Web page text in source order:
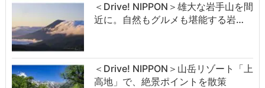
＜Drive! NIPPON＞雄大な岩手山を間
近に。自然もグルメも堪能する岩…
＜Drive! NIPPON＞山岳リゾート「上
高地」で、絶景ポイントを散策